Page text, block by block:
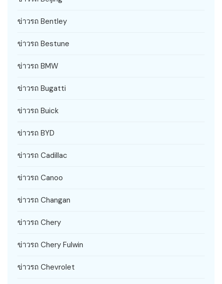
ข่าวรถ Bentley
ข่าวรถ Bestune
ข่าวรถ BMW
ข่าวรถ Bugatti
ข่าวรถ Buick
ข่าวรถ BYD
ข่าวรถ Cadillac
ข่าวรถ Canoo
ข่าวรถ Changan
ข่าวรถ Chery
ข่าวรถ Chery Fulwin
ข่าวรถ Chevrolet